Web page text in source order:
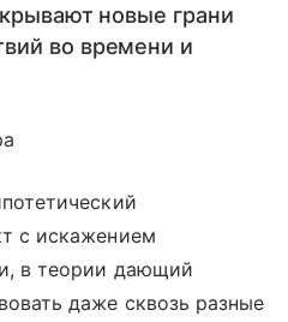
новые грани
во времени и
с искажением
в теории дающий
даже сквозь разные